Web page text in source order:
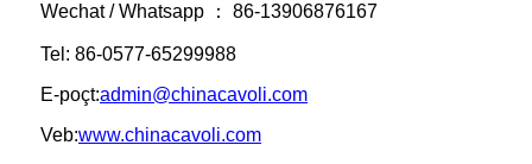
Wechat / Whatsapp ： 86-13906876167
Tel: 86-0577-65299988
E-poçt:admin@chinacavoli.com
Veb:www.chinacavoli.com